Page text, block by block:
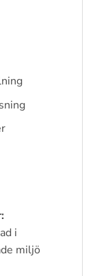
i
miljö